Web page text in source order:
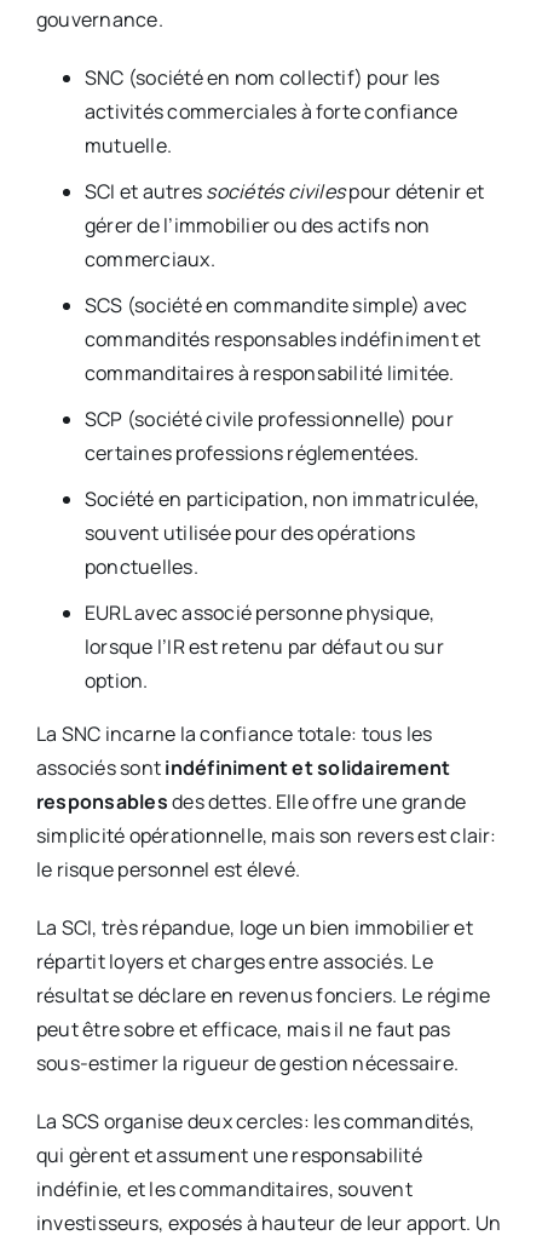
gouvernance.
SNC (société en nom collectif) pour les
activités commerciales à forte confiance
mutuelle.
SCI et autressociétés civilespour détenir et
gérer de l’immobilier ou des actifs non
commerciaux.
SCS (société en commandite simple) avec
commandités responsables indéfiniment et
commanditaires à responsabilité limitée.
SCP (société civile professionnelle) pour
certaines professions réglementées.
Société en participation, non immatriculée,
souvent utilisée pour des opérations
ponctuelles.
EURL avec associé personne physique,
lorsque l’IR est retenu par défaut ou sur
option.
La SNC incarne la confiance totale: tous les
associés sontindéfiniment et solidairement
responsablesdes dettes. Elle offre une grande
simplicité opérationnelle, mais son revers est clair:
le risque personnel est élevé.
La SCI, très répandue, loge un bien immobilier et
répartit loyers et charges entre associés. Le
résultat se déclare en revenus fonciers. Le régime
peut être sobre et efficace, mais il ne faut pas
sous-estimer la rigueur de gestion nécessaire.
La SCS organise deux cercles: les commandités,
qui gèrent et assument une responsabilité
indéfinie, et les commanditaires, souvent
investisseurs, exposés à hauteur de leur apport. Un